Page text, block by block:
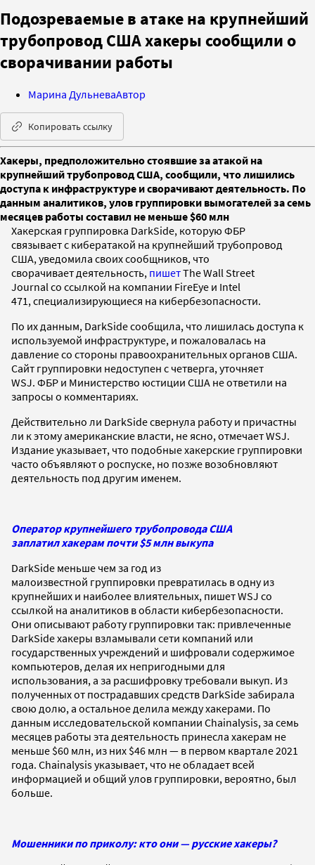
Подозреваемые в атаке на крупнейший
трубопровод США хакеры сообщили о
сворачивании работы
Марина ДульневаАвтор
Копировать ссылку
Хакеры, предположительно стоявшие за атакой на
крупнейший трубопровод США, сообщили, что лишились
доступа к инфраструктуре и сворачивают деятельность. По
данным аналитиков, улов группировки вымогателей за семь
месяцев работы составил не меньше $60 млн
Хакерская группировка DarkSide, которую ФБР
связывает с кибератакой на крупнейший трубопровод
США, уведомила своих сообщников, что
сворачивает деятельность, пишетThe Wall Street
Journal со ссылкой на компании FireEye и Intel
471, специализирующиеся на кибербезопасности.
По их данным, DarkSide сообщила, что лишилась доступа к
используемой инфраструктуре, и пожаловалась на
давление со стороны правоохранительных органов США.
Сайт группировки недоступен с четверга, уточняет
WSJ. ФБР и Министерство юстиции США не ответили на
запросы о комментариях.
Действительно ли DarkSide свернула работу и причастны
ли к этому американские власти, не ясно, отмечает WSJ.
Издание указывает, что подобные хакерские группировки
часто объявляют о роспуске, но позже возобновляют
деятельность под другим именем.
Оператор крупнейшего трубопровода США
заплатил хакерам почти $5 млн выкупа
DarkSide меньше чем за год из
малоизвестной группировки превратилась в одну из
крупнейших и наиболее влиятельных, пишет WSJ со
ссылкой на аналитиков в области кибербезопасности.
Они описывают работу группировки так: привлеченные
DarkSide хакеры взламывали сети компаний или
государственных учреждений и шифровали содержимое
компьютеров, делая их непригодными для
использования, а за расшифровкутребовали выкуп. Из
полученных от пострадавших средств DarkSide забирала
свою долю, а остальное делила между хакерами. По
данным исследовательской компании Chainalysis, за семь
месяцев работы эта деятельность принесла хакерам не
меньше $60 млн, из них $46 млн — в первом квартале 2021
года. Chainalysis указывает, что не обладает всей
информацией и общий улов группировки, вероятно, был
больше.
Мошенники по приколу: кто они — русские хакеры?